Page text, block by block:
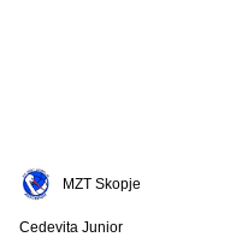
MZT Skopje
Cedevita Junior